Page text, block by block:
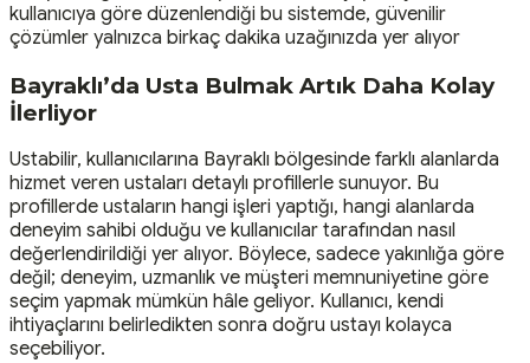
kullanıcıya göre düzenlendiği bu sistemde, güvenilir
çözümler yalnızca birkaç dakika uzağınızda yer alıyor
Bayraklı’da Usta Bulmak Artık Daha Kolay
İlerliyor
Ustabilir, kullanıcılarına Bayraklı bölgesinde farklı alanlarda
hizmet veren ustaları detaylı profillerle sunuyor. Bu
profillerde ustaların hangi işleri yaptığı, hangi alanlarda
deneyim sahibi olduğu ve kullanıcılar tarafından nasıl
değerlendirildiği yer alıyor. Böylece, sadece yakınlığa göre
değil; deneyim, uzmanlık ve müşteri memnuniyetine göre
seçim yapmak mümkün hâle geliyor. Kullanıcı, kendi
ihtiyaçlarını belirledikten sonra doğru ustayı kolayca
seçebiliyor.